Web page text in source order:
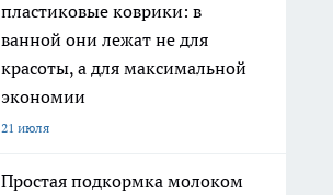
пластиковые коврики: в
ванной они лежат не для
красоты, а для максимальной
экономии
21 июля
Простая подкормка молоком